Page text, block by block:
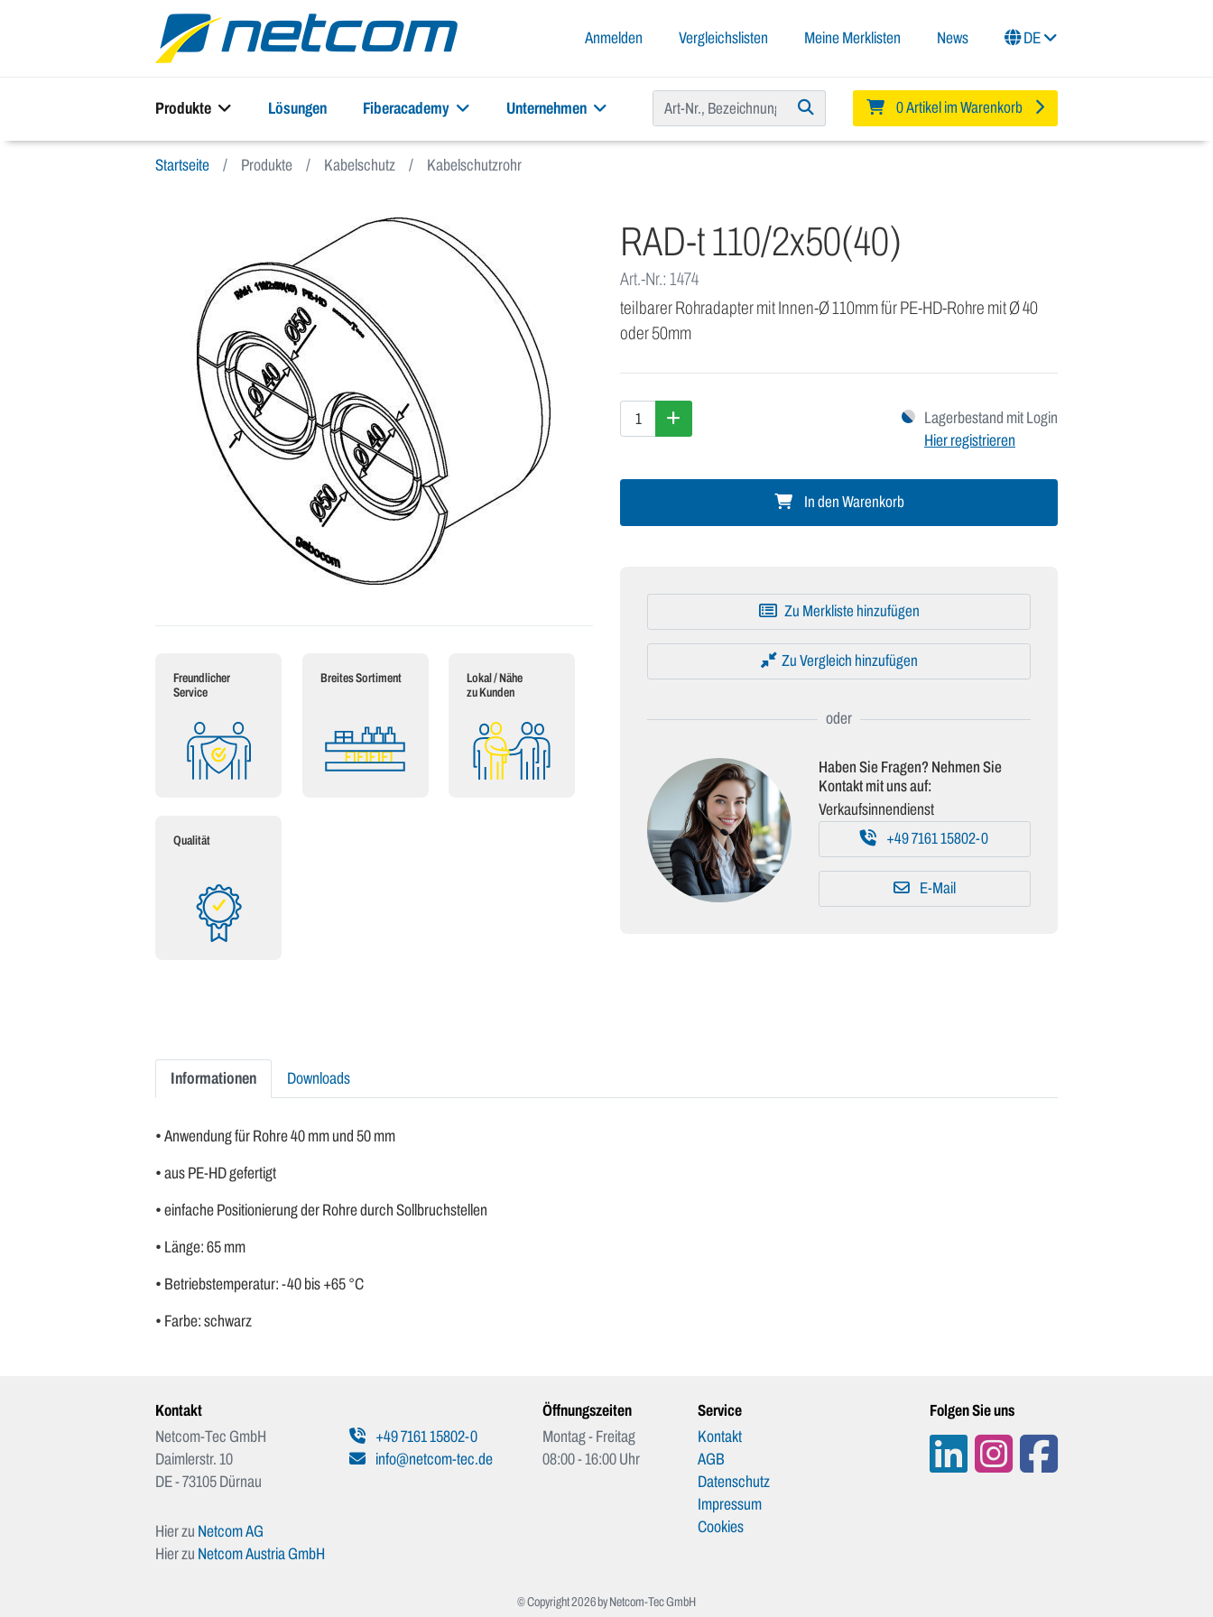
Anmelden Vergleichslisten Meine Merklisten News DE
Produkte Lösungen Fiberacademy Unternehmen 0 Artikel im Warenkorb
Startseite Produkte Kabelschutz Kabelschutzrohr
Freundlicher
Service
Breites Sortiment
Lokal / Nähe
zu Kunden
Qualität
RAD-t 110/2x50(40)
Art.-Nr.: 1474
teilbarer Rohradapter mit Innen-Ø 110mm für PE-HD-Rohre mit Ø 40
oder 50mm
Lagerbestand mit Login
Hier registrieren
In den Warenkorb
Zu Merkliste hinzufügen
Zu Vergleich hinzufügen
Haben Sie Fragen? Nehmen Sie
Kontakt mit uns auf:
Verkaufsinnendienst
+49 7161 15802-0
E-Mail
Informationen Downloads
• Anwendung für Rohre 40 mm und 50 mm
• aus PE-HD gefertigt
• einfache Positionierung der Rohre durch Sollbruchstellen
• Länge: 65 mm
• Betriebstemperatur: -40 bis +65 °C
• Farbe: schwarz
Kontakt
Netcom-Tec GmbH
Daimlerstr. 10
DE - 73105 Dürnau
+49 7161 15802-0
info@netcom-tec.de
Hier zu Netcom AG
Hier zu Netcom Austria GmbH
Öffnungszeiten
Montag - Freitag
08:00 - 16:00 Uhr
Service
Kontakt
AGB
Datenschutz
Impressum
Cookies
Folgen Sie uns
© Copyright 2026 by Netcom-Tec GmbH